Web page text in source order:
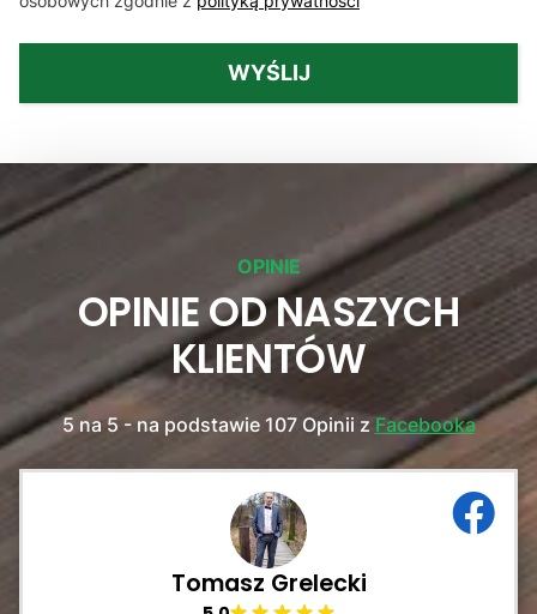
WYŚLIJ
OPINIE
OPINIE OD NASZYCH
KLIENTÓW
5 na 5 - na podstawie 107 Opinii z Facebooka
Tomasz Grelecki